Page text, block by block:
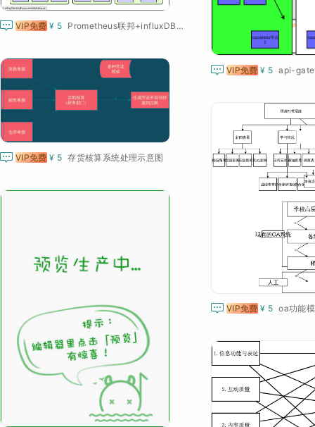
 VIP免费 ¥ 5 api-
 VIP免费 ¥ 5 Prometheus联邦+influxDB远程存储
 VIP免费 ¥ 5 存货核算系统处理示意图
 VIP免费 ¥ 5 oa功能
用户功能框架图